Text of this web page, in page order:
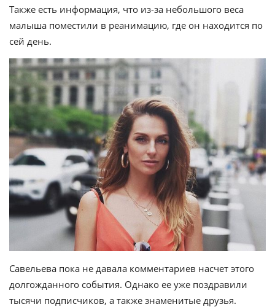
Также есть информация, что из-за небольшого веса
малыша поместили в реанимацию, где он находится по
сей день.
Савельева пока не давала комментариев насчет этого
долгожданного события. Однако ее уже поздравили
тысячи подписчиков, а также знаменитые друзья.